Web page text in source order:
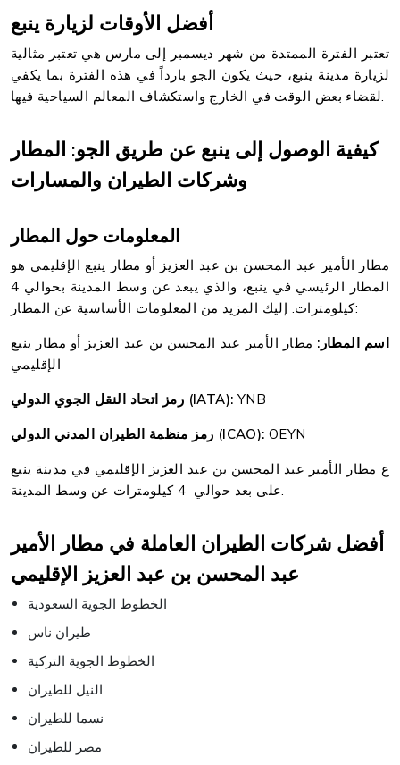
أفضل الأوقات لزيارة ينبع
تعتبر الفترة الممتدة من شهر ديسمبر إلى مارس هي تعتبر مثالية
لزيارة مدينة ينبع، حيث يكون الجو بارداً في هذه الفترة بما يكفي
كيفية الوصول إلى ينبع عن طريق الجو: المطار
وشركات الطيران والمسارات
المعلومات حول المطار
مطار الأمير عبد المحسن بن عبد العزيز أو مطار ينبع الإقليمي هو
المطار الرئيسي في ينبع، والذي يبعد عن وسط المدينة بحوالي 4
كيلومترات. إليك المزيد من المعلومات الأساسية عن المطار:
اسم المطار: مطار الأمير عبد المحسن بن عبد العزيز أو مطار ينبع
الإقليمي
رمز اتحاد النقل الجوي الدولي (IATA): YNB
رمز منظمة الطيران المدني الدولي (ICAO): OEYN
ع مطار الأمير عبد المحسن بن عبد العزيز الإقليمي في مدينة ينبع
أفضل شركات الطيران العاملة في مطار الأمير
عبد المحسن بن عبد العزيز الإقليمي
طيران ناس
النيل للطيران
نسما للطيران